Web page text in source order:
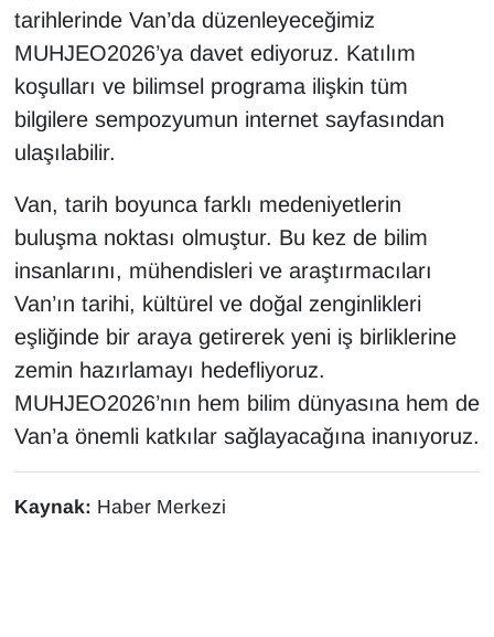
tarihlerinde Van’da düzenleyeceğimiz
MUHJEO2026’ya davet ediyoruz. Katılım
koşulları ve bilimsel programa ilişkin tüm
bilgilere sempozyumun internet sayfasından
ulaşılabilir.
Van, tarih boyunca farklı medeniyetlerin
buluşma noktası olmuştur. Bu kez de bilim
insanlarını, mühendisleri ve araştırmacıları
Van’ın tarihi, kültürel ve doğal zenginlikleri
eşliğinde bir araya getirerek yeni iş birliklerine
zemin hazırlamayı hedefliyoruz.
MUHJEO2026’nın hem bilim dünyasına hem de
Van’a önemli katkılar sağlayacağına inanıyoruz.
Kaynak: Haber Merkezi